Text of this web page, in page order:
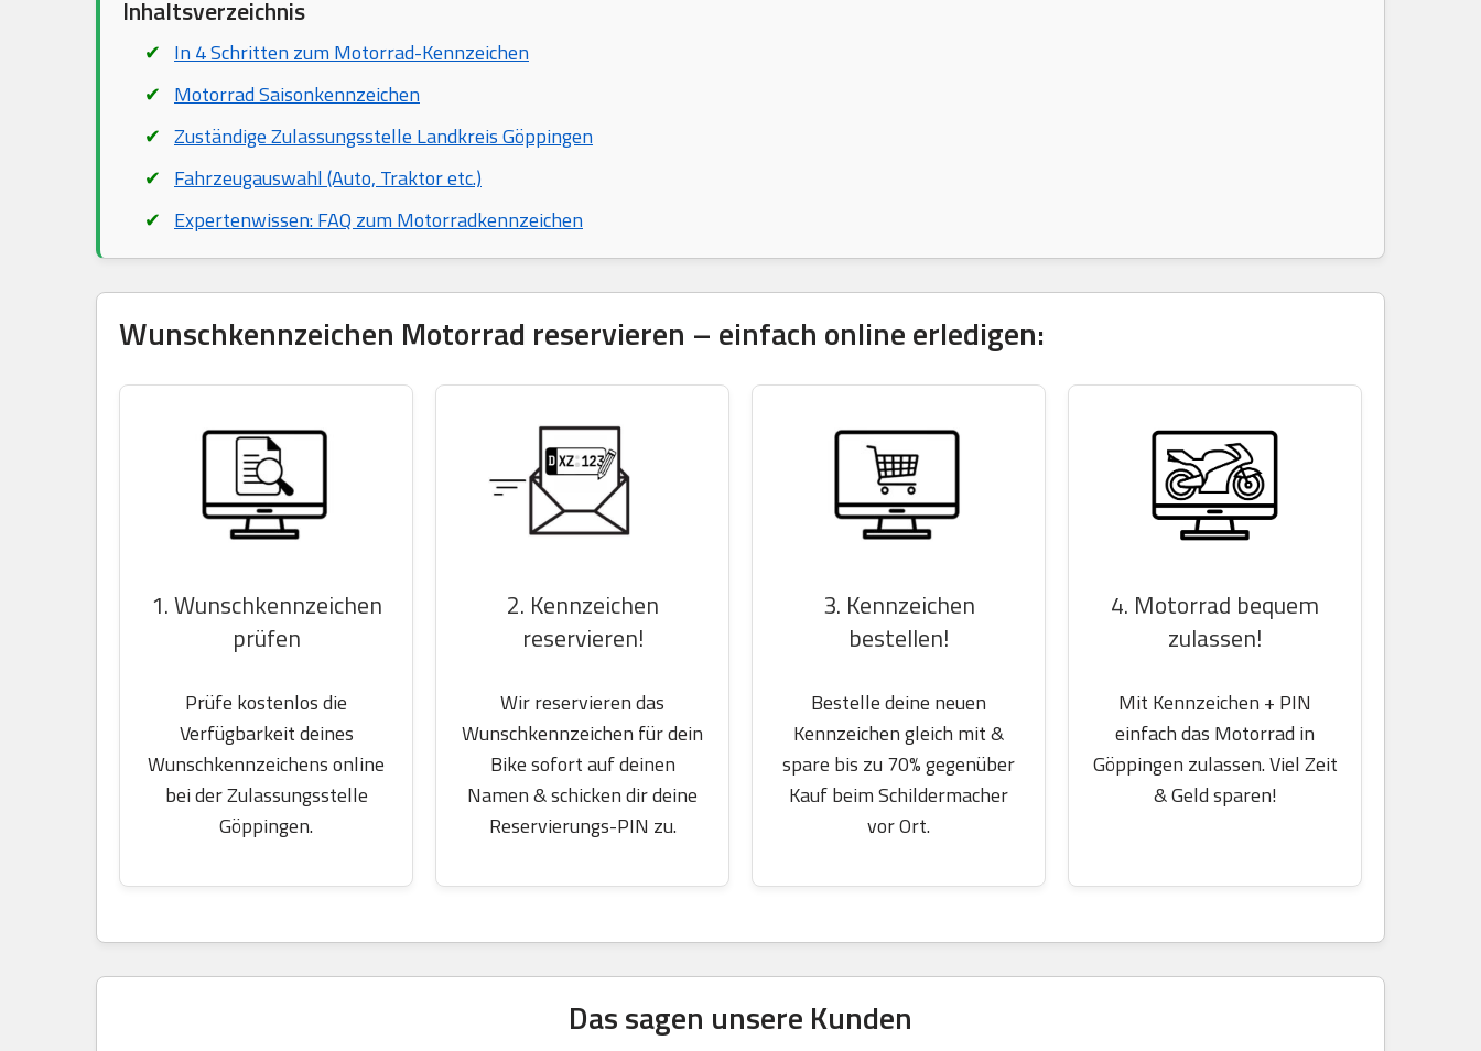
Inhaltsverzeichnis
In 4 Schritten zum Motorrad-Kennzeichen
Motorrad Saisonkennzeichen
Zuständige Zulassungsstelle Landkreis Göppingen
Fahrzeugauswahl (Auto, Traktor etc.)
Expertenwissen: FAQ zum Motorradkennzeichen
Wunschkennzeichen Motorrad reservieren – einfach online erledigen:
1. Wunschkennzeichen
prüfen
Prüfe kostenlos die
Verfügbarkeit deines
Wunschkennzeichens online
bei der Zulassungsstelle
Göppingen.
2. Kennzeichen
reservieren!
Wir reservieren das
Wunschkennzeichen für dein
Bike sofort auf deinen
Namen & schicken dir deine
Reservierungs-PIN zu.
3. Kennzeichen
bestellen!
Bestelle deine neuen
Kennzeichen gleich mit &
spare bis zu 70% gegenüber
Kauf beim Schildermacher
vor Ort.
4. Motorrad bequem
zulassen!
Mit Kennzeichen + PIN
einfach das Motorrad in
Göppingen zulassen. Viel Zeit
& Geld sparen!
Das sagen unsere Kunden